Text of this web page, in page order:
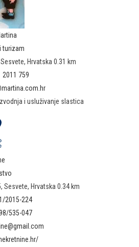
turizam
Hrvatska 0.31 km
2011 759
i usluživanje slastica
Sesvete, Hrvatska 0.34 km
2015-224
535-047